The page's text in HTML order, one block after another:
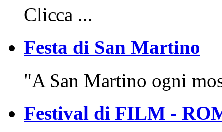
Clicca ...
Festa di San Martino
"A San Martino ogni
Festival di FILM -